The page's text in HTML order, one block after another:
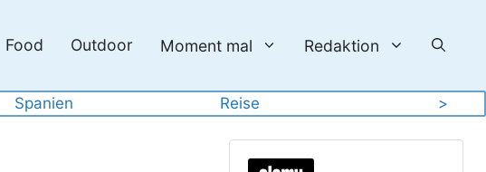
Food Outdoor Moment mal Redaktion
Spanien Reise >